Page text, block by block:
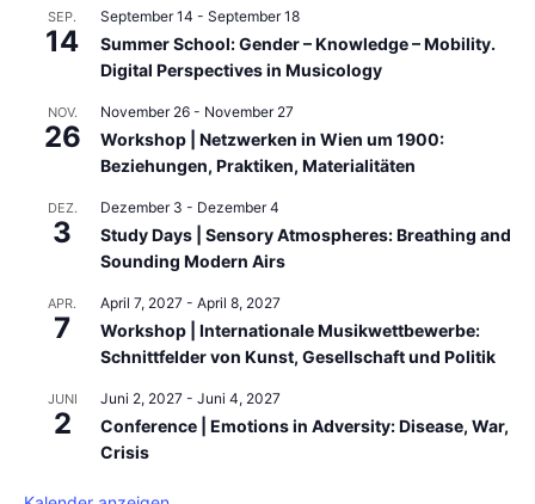
SEP.
14
September 14 - September 18
Summer School: Gender – Knowledge – Mobility.
Digital Perspectives in Musicology
NOV.
26
November 26 - November 27
Workshop | Netzwerken in Wien um 1900:
Beziehungen, Praktiken, Materialitäten
DEZ.
3
Dezember 3 - Dezember 4
Study Days | Sensory Atmospheres: Breathing and
Sounding Modern Airs
APR.
7
April 7, 2027 - April 8, 2027
Workshop | Internationale Musikwettbewerbe:
Schnittfelder von Kunst, Gesellschaft und Politik
JUNI
2
Juni 2, 2027 - Juni 4, 2027
Conference | Emotions in Adversity: Disease, War,
Crisis